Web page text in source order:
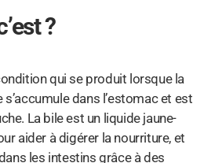
?
qui se produit lorsque la
dans l’estomac et est
La bile est un liquide jaune-
aider à digérer la nourriture, et
les intestins grâce à des